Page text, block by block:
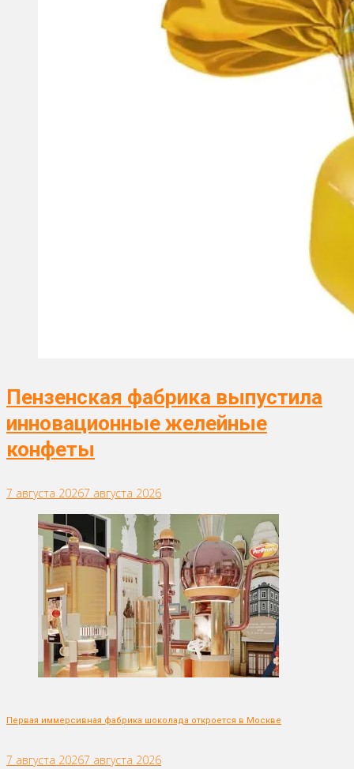
Пензенская фабрика выпустила
инновационные желейные
конфеты
7 августа 20267 августа 2026
Первая иммерсивная фабрика шоколада откроется в Москве
7 августа 20267 августа 2026